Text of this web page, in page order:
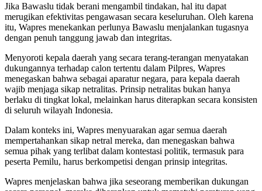
Jika Bawaslu tidak berani mengambil tindakan, hal itu dapat
merugikan efektivitas pengawasan secara keseluruhan. Oleh karena
itu, Wapres menekankan perlunya Bawaslu menjalankan tugasnya
dengan penuh tanggung jawab dan integritas.
Menyoroti kepala daerah yang secara terang-terangan menyatakan
dukungannya terhadap calon tertentu dalam Pilpres, Wapres
menegaskan bahwa sebagai aparatur negara, para kepala daerah
wajib menjaga sikap netralitas. Prinsip netralitas bukan hanya
berlaku di tingkat lokal, melainkan harus diterapkan secara konsisten
di seluruh wilayah Indonesia.
Dalam konteks ini, Wapres menyuarakan agar semua daerah
mempertahankan sikap netral mereka, dan menegaskan bahwa
semua pihak yang terlibat dalam kontestasi politik, termasuk para
peserta Pemilu, harus berkompetisi dengan prinsip integritas.
Wapres menjelaskan bahwa jika seseorang memberikan dukungan